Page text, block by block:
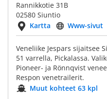
Rannikkotie 31B
02580 Siuntio
Kartta
Www-sivut
Veneliike Jespars sijaitsee
51 varrella, Pickalassa.
Pioneer- ja Rönnqvist
Respon venetrailerit.
Muut kohteet 63 kpl